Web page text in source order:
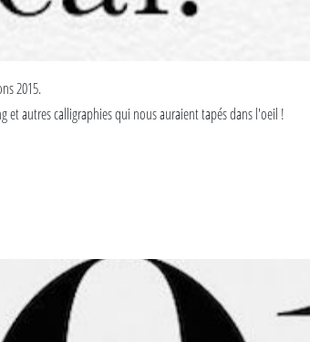
2015.
autres calligraphies qui nous auraient tapés dans l'oeil !